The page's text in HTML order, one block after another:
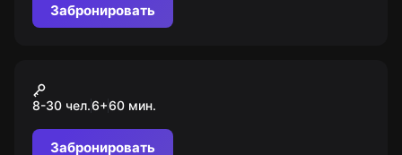
Забронировать
Форт Боярд
8-30 чел.6+60 мин.
Забронировать